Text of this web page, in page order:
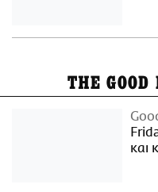
THE GOOD
και